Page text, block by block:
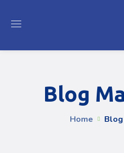
Blog
Home